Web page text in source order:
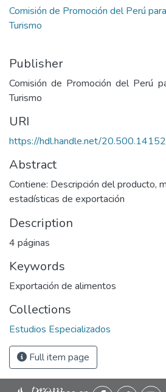
Comisión de Promoción del Perú
Turismo
Publisher
Comisión de Promoción del Perú
Turismo
URI
https://hdl.handle.net/
Abstract
Contiene: Descripción del producto,
estadísticas de exportación
Description
4 páginas
Keywords
Exportación de alimentos
Collections
Estudios Especializados
Full item page